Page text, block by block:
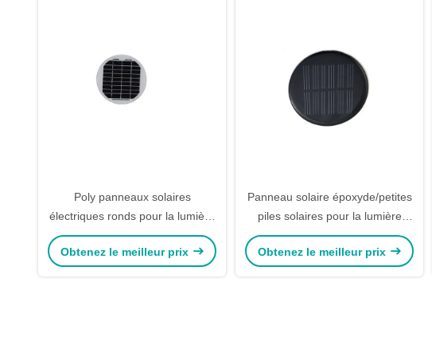
Poly panneaux solaires
électriques ronds pour la lumière
de jardin de LED, lumières de
plancher
Obtenez le meilleur prix
Panneau solaire époxyde/petites
piles solaires pour la lumière
souterraine ronde de la taille LED
Obtenez le meilleur prix